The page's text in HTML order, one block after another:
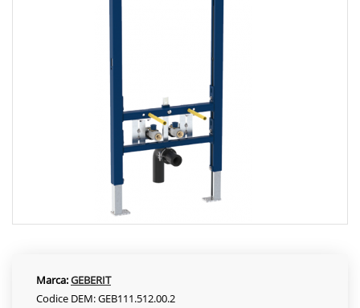
Marca:GEBERIT
Codice DEM: GEB111.512.00.2